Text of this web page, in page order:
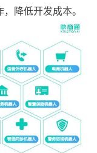
降低开发成本。